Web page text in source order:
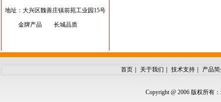
地址：大兴区魏善庄镇前苑工业园15号
金牌产品 长城品质
首页｜ 关于我们 技术支持｜ 产品简
Copyright @ 2006 版权所有